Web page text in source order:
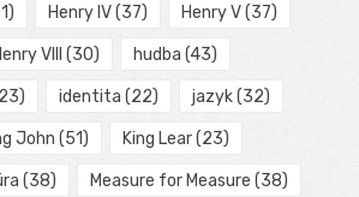
Henry IV(37) Henry V(37)
VIII (30) hudba (43)
identita (22) jazyk(32)
John (51) King Lear(23)
(38) Measure for Measure (38)